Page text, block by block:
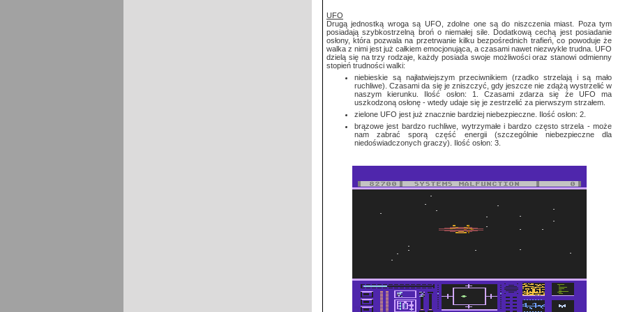
UFO
Drugą jednostką wroga są UFO, zdolne one są do niszczenia miast. Poza tym
posiadają szybkostrzelną broń o niemałej sile. Dodatkową cechą jest posiadanie
osłony, która pozwala na przetrwanie kilku bezpośrednich trafień, co powoduje że
walka z nimi jest już całkiem emocjonująca, a czasami nawet niezwykle trudna. UFO
dzielą się na trzy rodzaje, każdy posiada swoje możliwości oraz stanowi odmienny
stopień trudności walki:
niebieskie są najłatwiejszym przeciwnikiem (rzadko strzelają i są mało
ruchliwe). Czasami da się je zniszczyć, gdy jeszcze nie zdążą wystrzelić w
naszym kierunku. Ilość osłon: 1. Czasami zdarza się że UFO ma
uszkodzoną osłonę - wtedy udaje się je zestrzelić za pierwszym strzałem.
zielone UFO jest już znacznie bardziej niebezpieczne. Ilość osłon: 2.
brązowe jest bardzo ruchliwe, wytrzymałe i bardzo często strzela - może
nam zabrać sporą część energii (szczególnie niebezpieczne dla
niedoświadczonych graczy). Ilość osłon: 3.